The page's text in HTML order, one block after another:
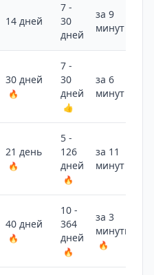
14 дней
7 -
30
дней
за 9
минут
30 дней
🔥
7 -
30
дней
👍
за 6
минут
21 день
🔥
5 -
126
дней
🔥
за 11
минут
40 дней
🔥
10 -
364
дней
🔥
за 3
минуты
🔥